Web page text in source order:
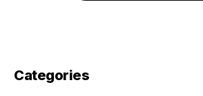
Categories